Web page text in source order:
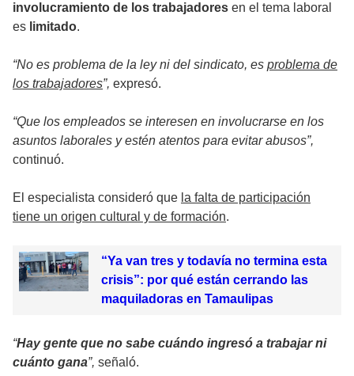
involucramiento de los trabajadores en el tema laboral
es limitado.
“No es problema de la ley ni del sindicato, es problema de
los trabajadores”, expresó.
“Que los empleados se interesen en involucrarse en los
asuntos laborales y estén atentos para evitar abusos”,
continuó.
El especialista consideró que la falta de participación
tiene un origen cultural y de formación.
“Ya van tres y todavía no termina esta
crisis”: por qué están cerrando las
maquiladoras en Tamaulipas
“Hay gente que no sabe cuándo ingresó a trabajar ni
cuánto gana”, señaló.